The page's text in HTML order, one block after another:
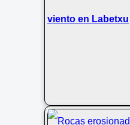
viento en Labetxu